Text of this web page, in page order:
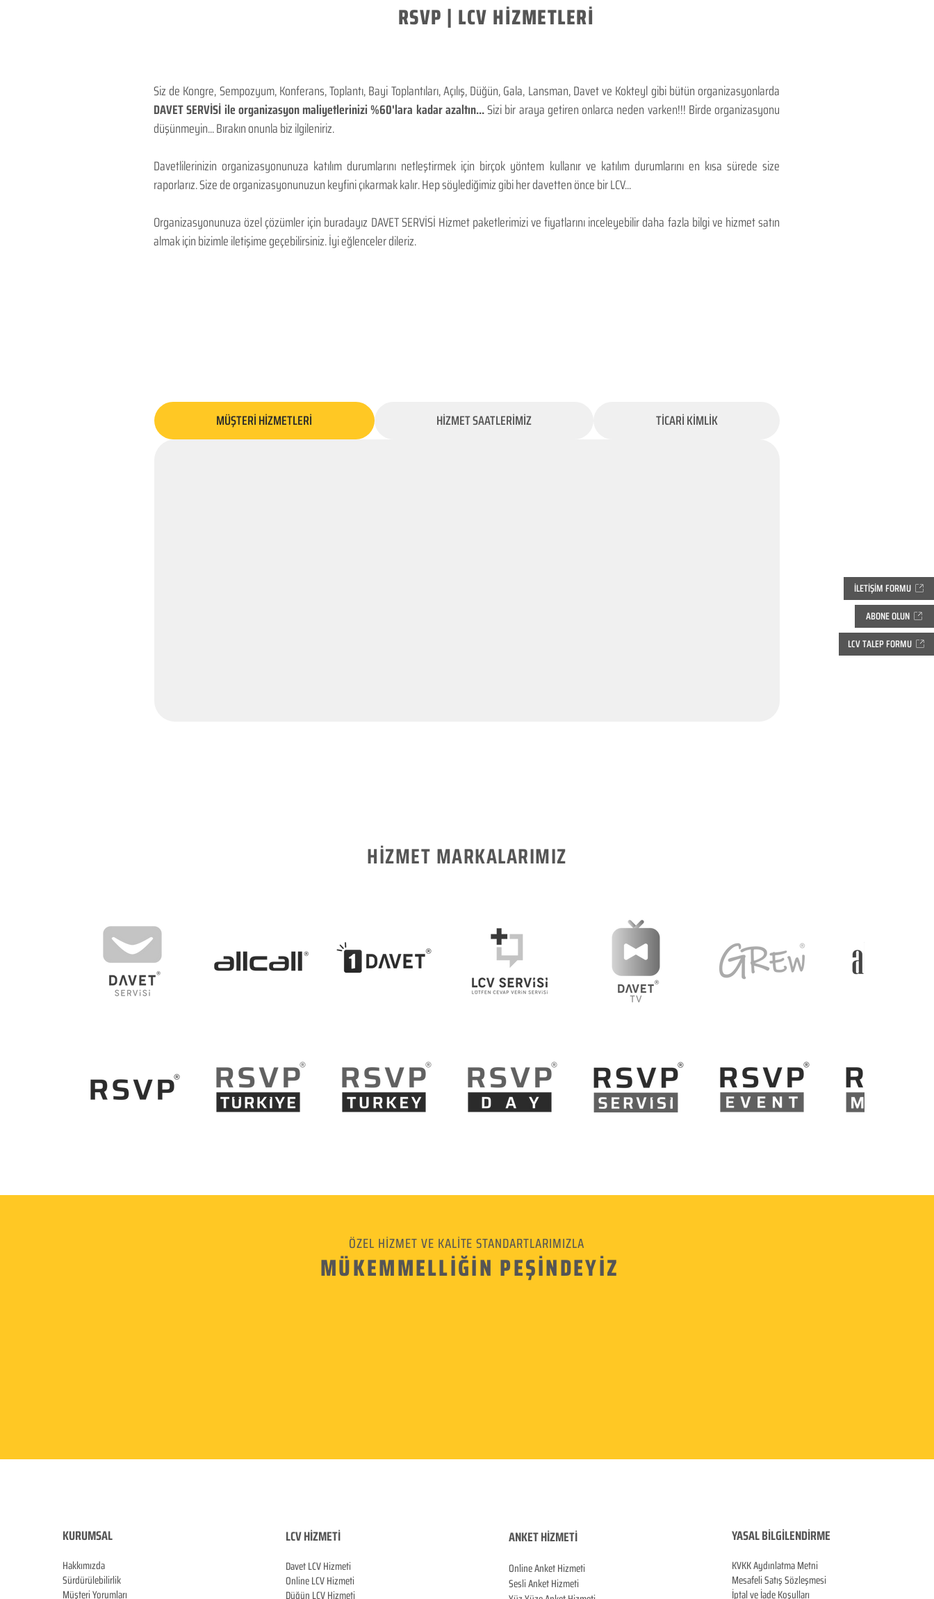
ABONE OLUN
LCV TALEP FORMU
İLETİŞİM FORMU
RSVP | LCV HİZMETLERİ
Siz de Kongre, Sempozyum, Konferans, Toplantı, Bayi Toplantıları, Açılış, Düğün, Gala, Lansman, Davet ve Kokteyl gibi bütün organizasyonlarda
DAVET SERVİSİ ile organizasyon maliyetlerinizi %60'lara kadar azaltın...Sizi bir araya getiren onlarca neden varken!!! Birde organizasyonu
düşünmeyin... Bırakın onunla biz ilgileniriz.
Davetlilerinizin organizasyonunuza katılım durumlarını netleştirmek için birçok yöntem kullanır ve katılım durumlarını en kısa sürede size
raporlarız. Size de organizasyonunuzun keyfini çıkarmak kalır. Hep söylediğimiz gibi her davetten önce bir LCV...
Organizasyonunuza özel çözümler için buradayız DAVET SERVİSİ Hizmet paketlerimizi ve fiyatlarını inceleyebilir daha fazla bilgi ve hizmet satın
almak için bizimle iletişime geçebilirsiniz. İyi eğlenceler dileriz.
MÜŞTERİ HİZMETLERİ HİZMET SAATLERİMİZ TİCARİ KİMLİK
HİZMET MARKALARIMIZ
ÖZEL HİZMET VE KALİTE STANDARTLARIMIZLA
MÜKEMMELLİĞİN PEŞİNDEYİZ
KURUMSAL
Hakkımızda
Sürdürülebilirlik
Müşteri Yorumları
LCV HİZMETİ
Davet LCV Hizmeti
Online LCV Hizmeti
ANKET HİZMETİ
Online Anket Hizmeti
Sesli Anket Hizmeti
YASAL BİLGİLENDİRME
KVKK AydınlatmaMetni
Mesafeli Satış Sözleşmesi
İptal ve İade Koşulları